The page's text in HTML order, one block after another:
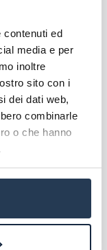
contenuti ed
media e per
inoltre
sito con i
dei dati web,
combinarle
o che hanno
gestore
di
Sapienza
superiore
cultura
logico-
di una